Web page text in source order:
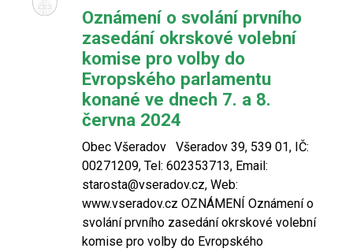
Oznámení o svolání prvního
zasedání okrskové volební
komise pro volby do
Evropského parlamentu
konané ve dnech 7. a 8.
června 2024
Obec Všeradov Všeradov 39, 539 01, IČ:
00271209, Tel: 602353713, Email:
starosta@vseradov.cz, Web:
www.vseradov.cz OZNÁMENÍ Oznámení o
svolání prvního zasedání okrskové volební
komise pro volby do Evropského